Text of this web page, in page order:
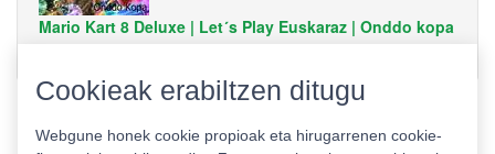
Mario Kart 8 Deluxe | Let´s Play Euskaraz | Onddo kopa
Cookieak erabiltzen ditugu
Webgune honek cookie propioak eta hirugarrenen cookie-